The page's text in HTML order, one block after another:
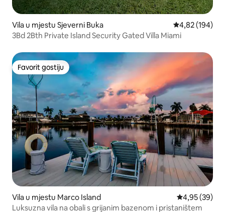
Vila u mjestu Sjeverni Buka Prosječna
4,82 (194)
3Bd 2Bth Private Island Security Gated Villa Miami
Favorit gostiju
Favorit gostiju
Vila u mjestu Marco Island Prosječna
4,95 (39)
Luksuzna vila na obali s grijanim bazenom i pristaništem